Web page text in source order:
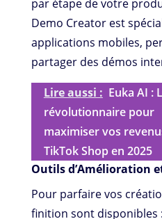
par étape de votre
Demo Creator est
applications mobiles,
partager des démos
Lire aussi : Euka AI :
révolutionnaire pour
maximiser vos
TikTok Shop en 2025
Outils d’Amélioration
Pour parfaire vos
finition sont disponibles :